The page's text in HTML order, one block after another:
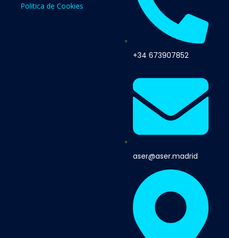
Politica de Cookies
+34 673907852
aser@aser.madrid